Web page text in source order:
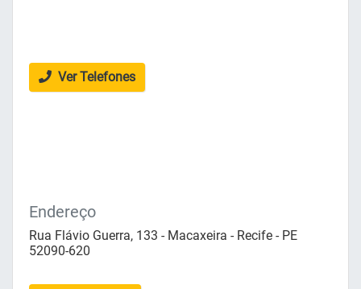
Ver Telefones
Endereço
Rua Flávio Guerra, 133 - Macaxeira - Recife - PE
52090-620